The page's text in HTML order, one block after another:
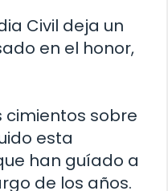
Civil deja un
en el honor,
cimientos sobre
esta
han guíado a
de los años.